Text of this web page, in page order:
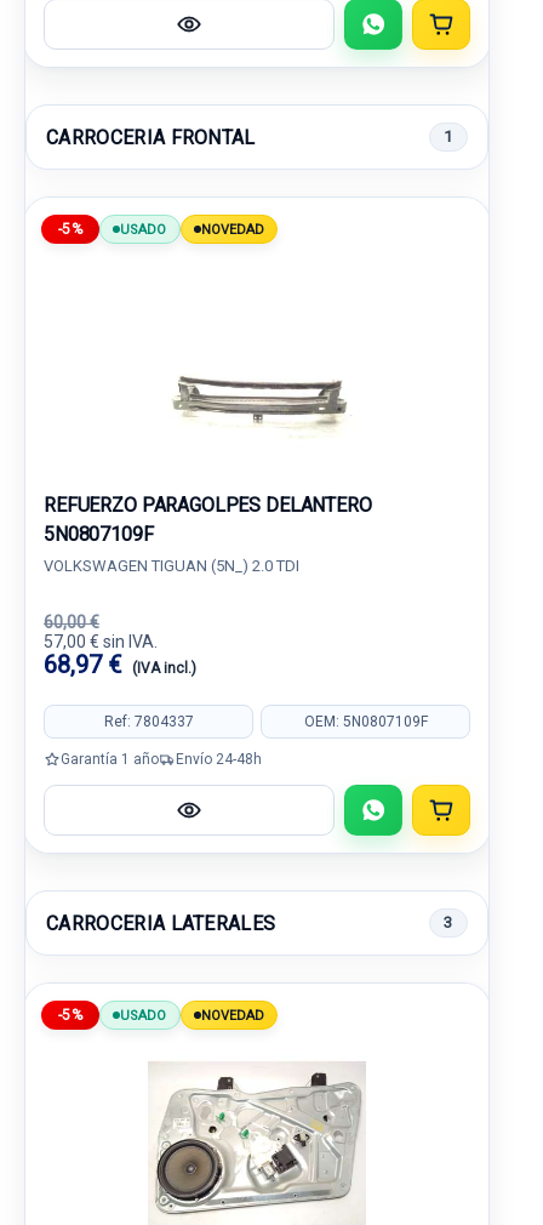
CARROCERIA FRONTAL 1
-5% USADO NOVEDAD
REFUERZO PARAGOLPES DELANTERO
5N0807109F
VOLKSWAGEN TIGUAN (5N_) 2.0 TDI
60,00 €
57,00 € sin IVA.
68,97 € (IVA incl.)
Ref: 7804337 OEM: 5N0807109F
Garantía 1 año Envío 24-48h
CARROCERIA LATERALES 3
-5% USADO NOVEDAD